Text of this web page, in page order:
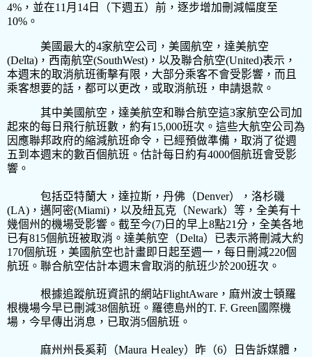
4% ，並在11 月 14 日（下週五）前，逐步增加刪減幅度至
10% 。
美國最大的4家航空公司，美國航空，達美航空
(Delta) ，西南航空(SouthWest) ，以及聯合航空(United)表示，
本週末的取消航班衝擊有限，大部分乘客不會受影響，而且
乘客想要的話，都可以更改，或取消航班，申請退款。
其中美國航空，達美航空和聯合航空這3家航空公司加
起來的每日飛行航班數，約有15,000班次。這些大航空公司為
因應聯邦政府的縮減航班命令，已經預做準備，取消了從週
五到本週末的數百個航班。估計每日約有4000個航班會受影
響。
包括亞特蘭大，達拉斯，丹佛（Denver），洛杉磯
(LA) ，邁阿密(Miami) ，以及紐瓦克（Newark）等，全美有十
幾個州的機場受影響。截至今(7) 日的早上8點21分，全美各地
已有815個航班被取消。達美航空（Delta）已表示將刪減大約
170個航班，美國航空也計畫即日起至週一，每日刪減220個
航班。聯合航空估計本週末會取消的航班少於200班次。
根據追蹤航班資訊的網站FlightAware ，麻州波士頓羅
根機場今早已刪減38個航班。羅德島州的T. F. Green國際機
場，今早傳出消息，已取消5個航班。
麻州州長奚莉（Maura Ｈ ealey）昨（6）日告訴媒體，